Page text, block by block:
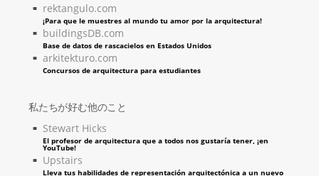
rektangulo.com
¡Para que le muestres al mundo tu amor por la arquitectura!
buildingsDB.com
Base de datos de rascacielos en Estados Unidos
arkitekturo.com
Concursos de arquitectura para estudiantes
私たちが好む他のこと
Stewart Hicks
El profesor de arquitectura que a todos nos gustaría tener, ¡en
YouTube!
Upstairs
Lleva tus habilidades de representación arquitectónica a un nuevo